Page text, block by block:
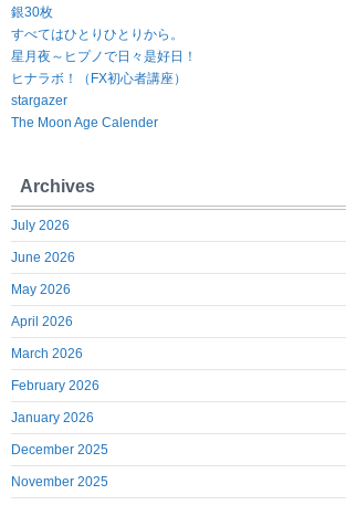
銀30枚
すべてはひとりひとりから。
星月夜～ヒプノで日々是好日！
ヒナラボ！（FX初心者講座）
stargazer
The Moon Age Calender
Archives
July 2026
June 2026
May 2026
April 2026
March 2026
February 2026
January 2026
December 2025
November 2025